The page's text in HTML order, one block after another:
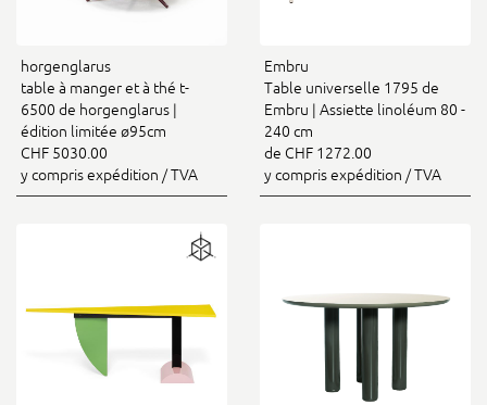
horgenglarus
table à manger et à thé t-
6500 de horgenglarus |
édition limitée ø95cm
CHF 5030.00
y compris expédition / TVA
Embru
Table universelle 1795 de
Embru | Assiette linoléum 80 -
240 cm
de CHF 1272.00
y compris expédition / TVA